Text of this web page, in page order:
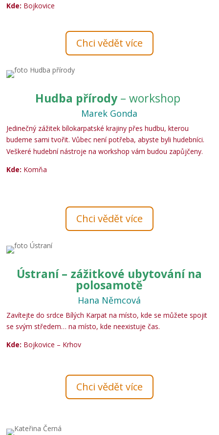
Kde: Bojkovice
Chci vědět více
Hudba přírody– workshop
Marek Gonda
Jedinečný zážitek bílokarpatské krajiny přes hudbu, kterou
budeme sami tvořit. Vůbec není potřeba, abyste byli hudebníci.
Veškeré hudební nástroje na workshop vám budou zapůjčeny.
Kde: Komňa
Chci vědět více
Ústraní – zážitkové ubytování na
polosamotě
Hana Němcová
Zavítejte do srdce Bílých Karpat na místo, kde se můžete spojit
se svým středem… na místo, kde neexistuje čas.
Kde: Bojkovice – Krhov
Chci vědět více